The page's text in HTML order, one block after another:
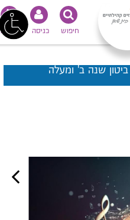
נגישות כניסה חיפוש
שנה ב' ומעלה